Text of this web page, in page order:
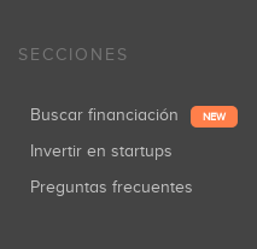
SECCIONES
Buscar financiación NEW
Invertir en startups
Preguntas frecuentes